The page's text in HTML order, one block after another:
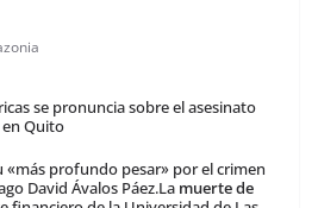
se pronuncia sobre el asesinato
Quito
«más profundo pesar» por el crimen
David Ávalos Páez.La muerte de